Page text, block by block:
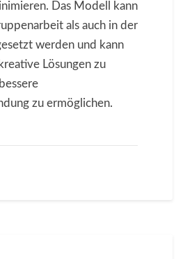
Das Modell kann
als auch in der
werden und kann
Lösungen zu
zu ermöglichen.